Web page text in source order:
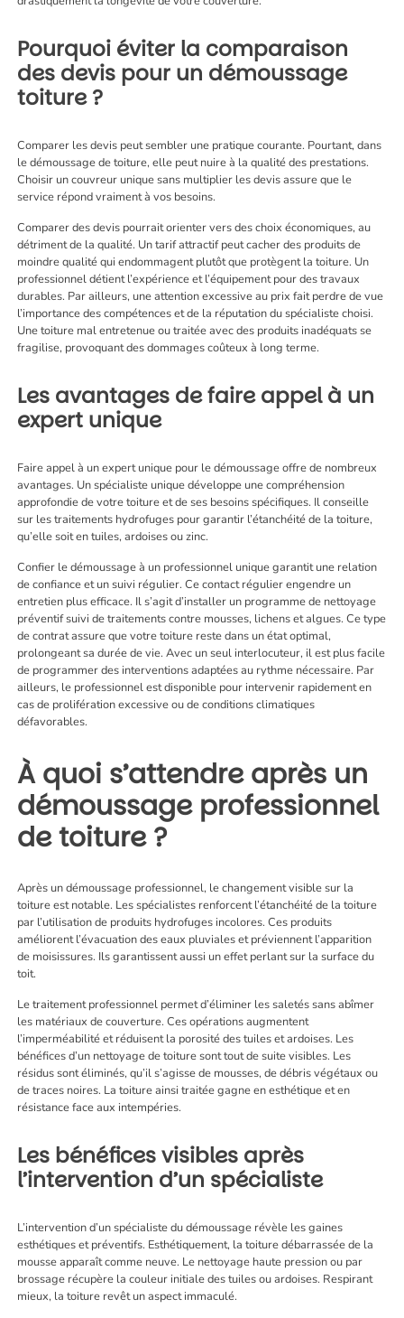
Pourquoi éviter la comparaison
des devis pour un démoussage
toiture ?
Comparer les devis peut sembler une pratique courante. Pourtant, dans
le démoussage de toiture, elle peut nuire à la qualité des prestations.
Choisir un couvreur unique sans multiplier les devis assure que le
service répond vraiment à vos besoins.
Comparer des devis pourrait orienter vers des choix économiques, au
détriment de la qualité. Un tarif attractif peut cacher des produits de
moindre qualité qui endommagent plutôt que protègent la toiture. Un
professionnel détient l’expérience et l’équipement pour des travaux
durables. Par ailleurs, une attention excessive au prix fait perdre de vue
l’importance des compétences et de la réputation du spécialiste choisi.
Une toiture mal entretenue ou traitée avec des produits inadéquats se
fragilise, provoquant des dommages coûteux à long terme.
Les avantages de faire appel à un
expert unique
Faire appel à un expert unique pour le démoussage offre de nombreux
avantages. Un spécialiste unique développe une compréhension
approfondie de votre toiture et de ses besoins spécifiques. Il conseille
sur les traitements hydrofuges pour garantir l’étanchéité de la toiture,
qu’elle soit en tuiles, ardoises ou zinc.
Confier le démoussage à un professionnel unique garantit une relation
de confiance et un suivi régulier. Ce contact régulier engendre un
entretien plus efficace. Il s’agit d’installer un programme de nettoyage
préventif suivi de traitements contre mousses, lichens et algues. Ce type
de contrat assure que votre toiture reste dans un état optimal,
prolongeant sa durée de vie. Avec un seul interlocuteur, il est plus facile
de programmer des interventions adaptées au rythme nécessaire. Par
ailleurs, le professionnel est disponible pour intervenir rapidement en
cas de prolifération excessive ou de conditions climatiques
défavorables.
À quoi s’attendre après un
démoussage professionnel
de toiture ?
Après un démoussage professionnel, le changement visible sur la
toiture est notable. Les spécialistes renforcent l’étanchéité de la toiture
par l’utilisation de produits hydrofuges incolores. Ces produits
améliorent l’évacuation des eaux pluviales et préviennent l’apparition
de moisissures. Ils garantissent aussi un effet perlant sur la surface du
toit.
Le traitement professionnel permet d’éliminer les saletés sans abîmer
les matériaux de couverture. Ces opérations augmentent
l’imperméabilité et réduisent la porosité des tuiles et ardoises. Les
bénéfices d’un nettoyage de toiture sont tout de suite visibles. Les
résidus sont éliminés, qu’il s’agisse de mousses, de débris végétaux ou
de traces noires. La toiture ainsi traitée gagne en esthétique et en
résistance face aux intempéries.
Les bénéfices visibles après
l’intervention d’un spécialiste
L’intervention d’un spécialiste du démoussage révèle les gaines
esthétiques et préventifs. Esthétiquement, la toiture débarrassée de la
mousse apparaît comme neuve. Le nettoyage haute pression ou par
brossage récupère la couleur initiale des tuiles ou ardoises. Respirant
mieux, la toiture revêt un aspect immaculé.